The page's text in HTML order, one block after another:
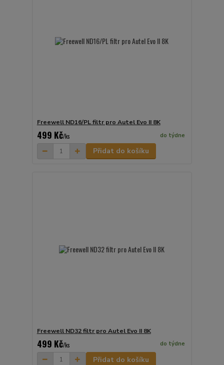
Freewell ND16/PL filtr pro Autel Evo II 8K
499 Kč/ks do týdne
Přidat do košíku
Freewell ND32 filtr pro Autel Evo II 8K
499 Kč/ks do týdne
Přidat do košíku